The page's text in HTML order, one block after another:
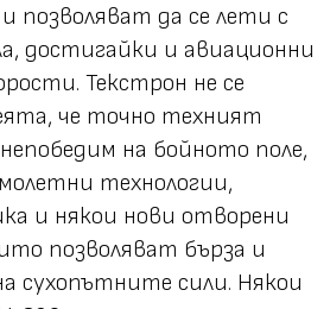
позволяват да се лети с
достигайки и авиационни
Текстрон не се
че точно техният
на бойното поле,
технологии,
и някои нови отворени
позволяват бърза и
сухопътните сили. Някои